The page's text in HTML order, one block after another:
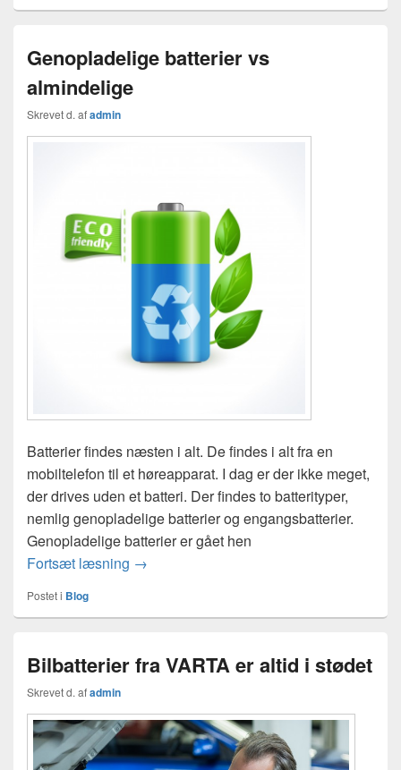
Genopladelige batterier vs
almindelige
Skrevet d. afadmin
Batterier findes næsten i alt. De findes i alt fra en
mobiltelefon til et høreapparat. I dag er der ikke meget,
der drives uden et batteri. Der findes to batterityper,
nemlig genopladelige batterier og engangsbatterier.
Genopladelige batterier er gået hen
Fortsæt læsning Genopladelige batterier vs almindelige
→
Postet i Blog
Bilbatterier fra VARTA er altid i stødet
Skrevet d. afadmin